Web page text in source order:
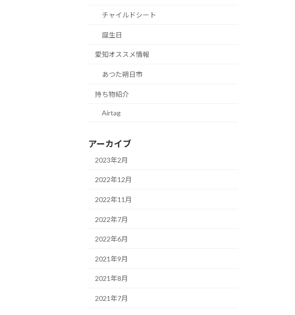
チャイルドシート
誕生日
愛知オススメ情報
あつた朔日市
持ち物紹介
Airtag
アーカイブ
2023年2月
2022年12月
2022年11月
2022年7月
2022年6月
2021年9月
2021年8月
2021年7月